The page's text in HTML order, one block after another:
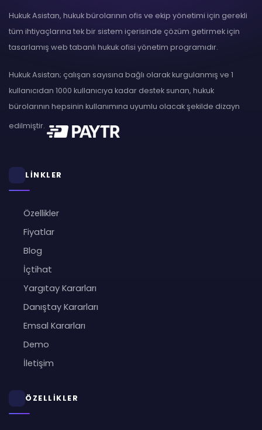
Hukuk Asistan, hukuk bürolarının ofis ve ekip yönetimi için gerekli
tüm ihtiyaçlarına tek bir sistem içerisinde çözüm getirmek için
tasarlamış web tabanlı hukuk ofisi yönetim programıdır.
Hukuk Asistan; çalışan sayısına bağlı olarak kurgulanmış ve 1
kullanıcıdan 1000 kullanıcıya kadar destek sunan, hukuk
bürolarının hepsinin kullanımına uyumlu olacak şekilde dizayn
edilmiştir.
LİNKLER
Özellikler
Fiyatlar
Blog
İçtihat
Yargıtay Kararları
Danıştay Kararları
Emsal Kararları
Demo
İletişim
ÖZELLİKLER